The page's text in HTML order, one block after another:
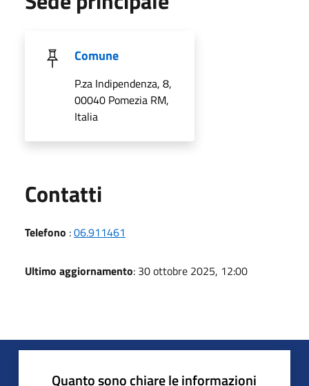
Comune
P.za Indipendenza, 8,
00040 Pomezia RM,
Italia
Contatti
Telefono :06.911461
Ultimo aggiornamento: 30 ottobre 2025, 12:00
Quanto sono chiare le informazioni